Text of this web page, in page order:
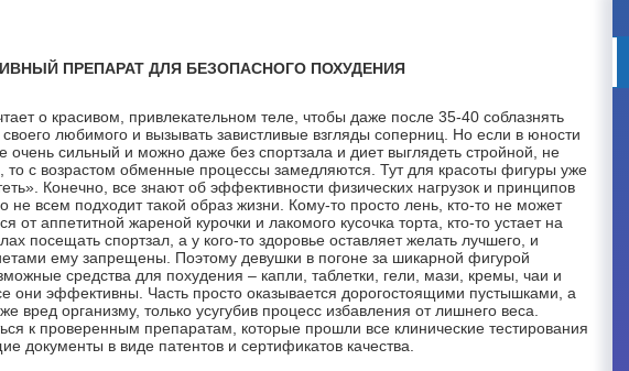
ПРЕПАРАТ ДЛЯ БЕЗОПАСНОГО ПОХУДЕНИЯ
о красивом, привлекательном теле, чтобы даже после 35-40 соблазнять
любимого и вызывать завистливые взгляды соперниц. Но если в юности
очень сильный и можно даже без спортзала и диет выглядеть стройной, не
то с возрастом обменные процессы замедляются. Тут для красоты фигуры уже
Конечно, все знают об эффективности физических нагрузок и принципов
не всем подходит такой образ жизни. Кому-то просто лень, кто-то не может
от аппетитной жареной курочки и лакомого кусочка торта, кто-то устает на
посещать спортзал, а у кого-то здоровье оставляет желать лучшего, и
ему запрещены. Поэтому девушки в погоне за шикарной фигурой
средства для похудения – капли, таблетки, гели, мази, кремы, чаи и
они эффективны. Часть просто оказывается дорогостоящими пустышками, а
вред организму, только усугубив процесс избавления от лишнего веса.
к проверенным препаратам, которые прошли все клинические тестирования
документы в виде патентов и сертификатов качества.